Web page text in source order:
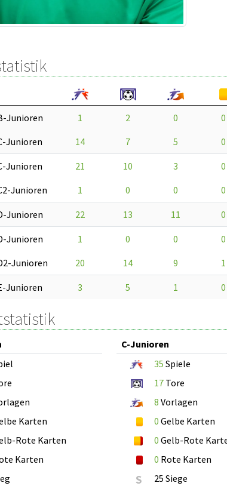
Junioren 1 2 0 0
Junioren
14 7 5 0
Junioren 21 10 3 0
Junioren
1 0 0 0
Junioren 22 13 11 0
Junioren 1 0 0 0
Junioren
20 14 9 1
Junioren 3 5 1 0
Karten
Rote Karten
Karten
C-Junioren
35 Spiele
17 Tore
8 Vorlagen
0 Gelbe Karten
0 Gelb-Rote
0 Rote Karten
S 25 Siege